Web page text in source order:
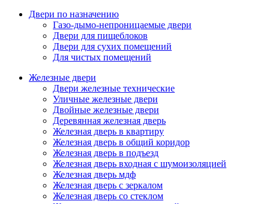
Двери по назначению
Газо-дымо-непроницаемые двери
Двери для пищеблоков
Двери для сухих помещений
Для чистых помещений
Железные двери
Двери железные технические
Уличные железные двери
Двойные железные двери
Деревянная железная дверь
Железная дверь в квартиру
Железная дверь в общий коридор
Железная дверь в подъезд
Железная дверь входная с шумоизоляцией
Железная дверь мдф
Железная дверь с зеркалом
Железная дверь со стеклом